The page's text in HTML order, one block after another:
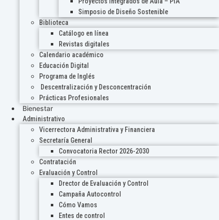
Simposio de Diseño Sostenible
Biblioteca
Catálogo en línea
Revistas digitales
Calendario académico
Educación Digital
Programa de Inglés
Descentralización y Desconcentración
Prácticas Profesionales
Bienestar
Administrativo
Vicerrectora Administrativa y Financiera
Secretaría General
Convocatoria Rector 2026-2030
Contratación
Evaluación y Control
Drector de Evaluación y Control
Campaña Autocontrol
Cómo Vamos
Entes de control